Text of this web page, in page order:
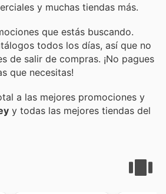
y muchas tiendas más.
que estás buscando.
todos los días, así que no
de salir de compras. ¡No pagues
que necesitas!
a las mejores promociones y
y todas las mejores tiendas del